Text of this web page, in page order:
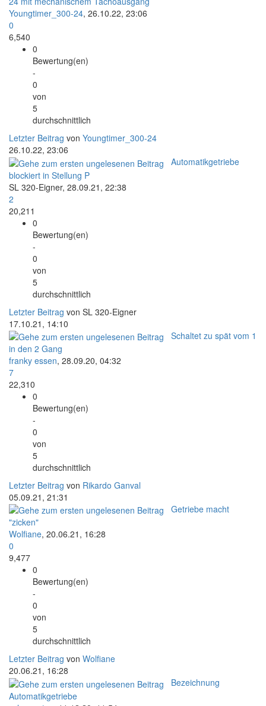
Youngtimer_300-24, 26.10.22, 23:06
0
6,540
0
Bewertung(en)
-
0
von
5
durchschnittlich
Letzter Beitrag von Youngtimer_300-24
26.10.22, 23:06
Automatikgetriebe
blockiert in Stellung P
SL 320-Eigner, 28.09.21, 22:38
2
20,211
0
Bewertung(en)
-
0
von
5
durchschnittlich
Letzter Beitrag von SL 320-Eigner
17.10.21, 14:10
Schaltet zu spät vom 1
in den 2 Gang
franky essen, 28.09.20, 04:32
7
22,310
0
Bewertung(en)
-
0
von
5
durchschnittlich
Letzter Beitrag von Rikardo Ganval
05.09.21, 21:31
Getriebe macht
"zicken"
Wolfiane, 20.06.21, 16:28
0
9,477
0
Bewertung(en)
-
0
von
5
durchschnittlich
Letzter Beitrag von Wolfiane
20.06.21, 16:28
Bezeichnung
Automatikgetriebe